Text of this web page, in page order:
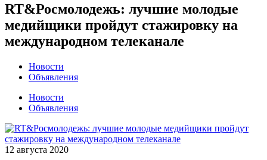
RT&Росмолодежь: лучшие молодые
медийщики пройдут стажировку на
международном телеканале
Новости
Объявления
Новости
Объявления
12 августа 2020